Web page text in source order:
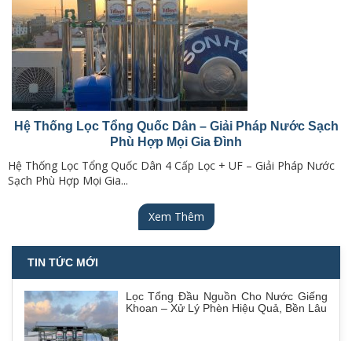
Hệ Thống Lọc Tổng Quốc Dân – Giải Pháp Nước Sạch
Phù Hợp Mọi Gia Đình
Hệ Thống Lọc Tổng Quốc Dân 4 Cấp Lọc + UF – Giải Pháp Nước
Sạch Phù Hợp Mọi Gia...
Xem Thêm
TIN TỨC MỚI
Lọc Tổng Đầu Nguồn Cho Nước Giếng
Khoan – Xử Lý Phèn Hiệu Quả, Bền Lâu